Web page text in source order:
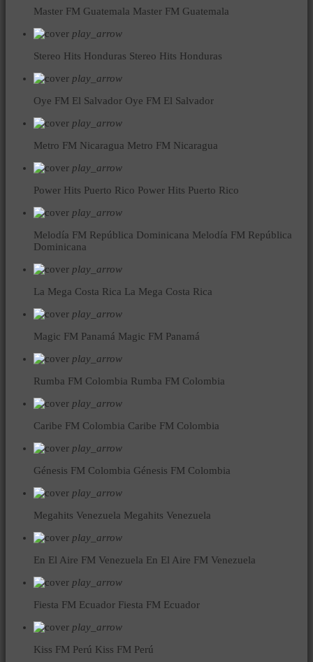
Master FM Guatemala Master FM Guatemala
play_arrow
Stereo Hits Honduras Stereo Hits Honduras
play_arrow
Oye FM El Salvador Oye FM El Salvador
play_arrow
Metro FM Nicaragua Metro FM Nicaragua
play_arrow
Power Hits Puerto Rico Power Hits Puerto Rico
play_arrow
Melodía FM República Dominicana Melodía FM República
Dominicana
play_arrow
La Mega Costa Rica La Mega Costa Rica
play_arrow
Magic FM Panamá Magic FM Panamá
play_arrow
Rumba FM Colombia Rumba FM Colombia
play_arrow
Caribe FM Colombia Caribe FM Colombia
play_arrow
Génesis FM Colombia Génesis FM Colombia
play_arrow
Megahits Venezuela Megahits Venezuela
play_arrow
En El Aire FM Venezuela En El Aire FM Venezuela
play_arrow
Fiesta FM Ecuador Fiesta FM Ecuador
play_arrow
Kiss FM Perú Kiss FM Perú